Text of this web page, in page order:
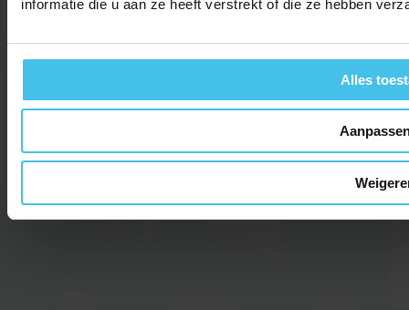
informatie die u aan ze heeft verstrekt of die ze hebben
Alles